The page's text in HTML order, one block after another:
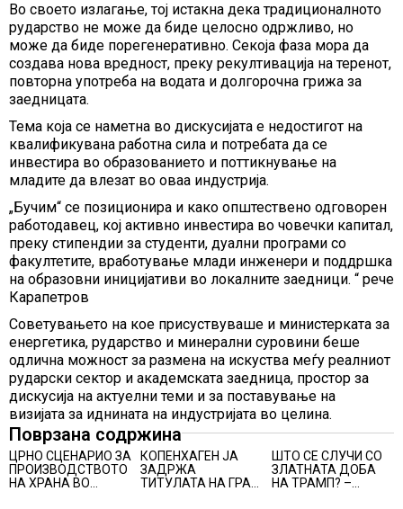
Во своето излагање, тој истакна дека традиционалното
рударство не може да биде целосно одржливо, но
може да биде порегенеративно. Секоја фаза мора да
создава нова вредност, преку рекултивација на теренот,
повторна употреба на водата и долгорочна грижа за
заедницата.
Тема која се наметна во дискусијата е недостигот на
квалификувана работна сила и потребата да се
инвестира во образованието и поттикнување на
младите да влезат во оваа индустрија.
„Бучим“ се позиционира и како општествено одговорен
работодавец, кој активно инвестира во човечки капитал,
преку стипендии за студенти, дуални програми со
факултетите, вработување млади инженери и поддршка
на образовни иницијативи во локалните заедници. “ рече
Карапетров
Советувањето на кое присуствуваше и министерката за
енергетика, рударство и минерални суровини беше
одлична можност за размена на искуства меѓу реалниот
рударски сектор и академската заедница, простор за
дискусија на актуелни теми и за поставување на
визијата за иднината на индустријата во целина.
Поврзана содржина
ЦРНО СЦЕНАРИО ЗА
ПРОИЗВОДСТВОТО
НА ХРАНА ВО
КОПЕНХАГЕН ЈА
ЗАДРЖА
ТИТУЛАТА НА ГРАД
ШТО СЕ СЛУЧИ СО
ЗЛАТНАТА ДОБА
НА ТРАМП? –